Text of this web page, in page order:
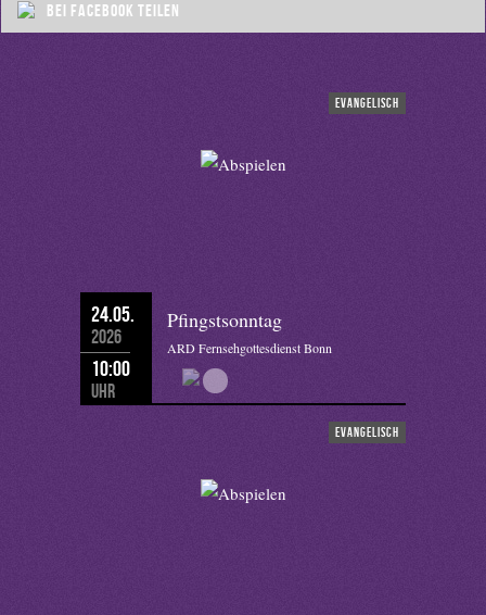
bei Facebook teilen
evangelisch
24.05.
2026
10:00
Uhr
Pfingstsonntag
ARD Fernsehgottesdienst Bonn
evangelisch